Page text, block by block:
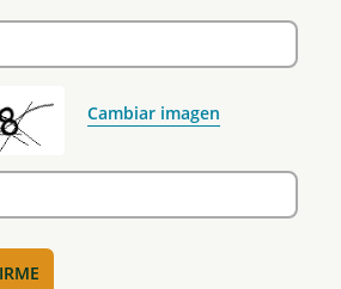
Cambiar imagen